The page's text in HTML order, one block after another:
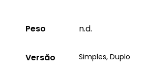
Peso n.d.
Versão Simples, Duplo